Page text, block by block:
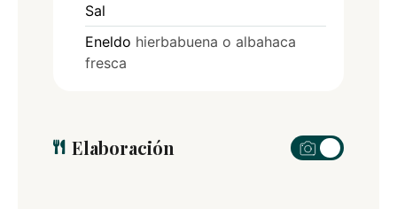
Sal
Eneldo hierbabuena o albahaca
fresca
Elaboración